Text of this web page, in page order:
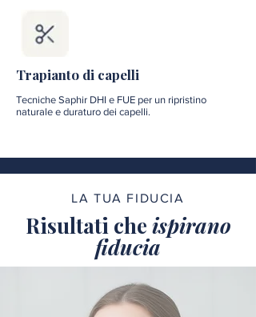
Trapianto di capelli
Tecniche Saphir DHI e FUE per un ripristino
naturale e duraturo dei capelli.
LA TUA FIDUCIA
Risultati che ispirano
fiducia